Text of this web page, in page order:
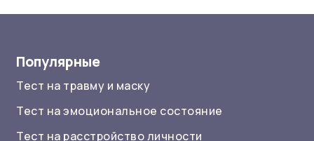
Популярные
Тест на травму и маску
Тест на эмоциональное состояние
Тест на расстройство личности